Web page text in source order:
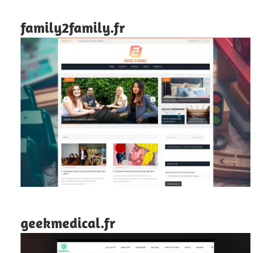
family2family.fr
geekmedical.fr